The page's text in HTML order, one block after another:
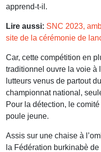
apprend-t-il.
Lire aussi: SNC 2023,
site de la cérémonie de
Car, cette compétition en
traditionnel ouvre la voie à
lutteurs venus de partout
championnat national,
Pour la détection, le
poule jeune.
Assis sur une chaise à
la Fédération burkinabè